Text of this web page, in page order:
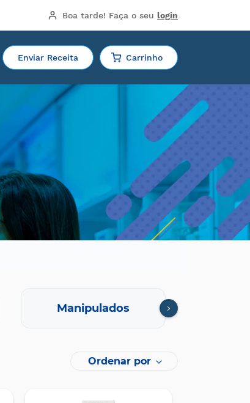
Boa tarde! Faça o seu login
Enviar Receita Carrinho
Manipulados
Ordenar por